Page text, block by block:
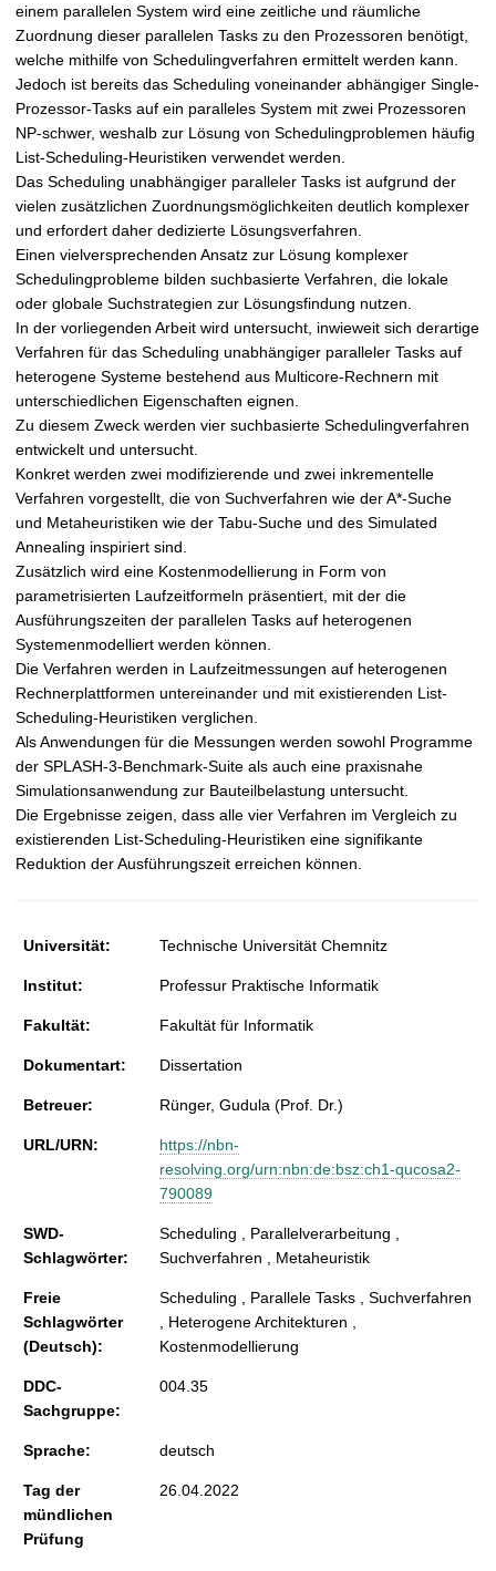
einem parallelen System wird eine zeitliche und räumliche
Zuordnung dieser parallelen Tasks zu den Prozessoren benötigt,
welche mithilfe von Schedulingverfahren ermittelt werden kann.
Jedoch ist bereits das Scheduling voneinander abhängiger Single-
Prozessor-Tasks auf ein paralleles System mit zwei Prozessoren
NP-schwer, weshalb zur Lösung von Schedulingproblemen häufig
List-Scheduling-Heuristiken verwendet werden.
Das Scheduling unabhängiger paralleler Tasks ist aufgrund der
vielen zusätzlichen Zuordnungsmöglichkeiten deutlich komplexer
und erfordert daher dedizierte Lösungsverfahren.
Einen vielversprechenden Ansatz zur Lösung komplexer
Schedulingprobleme bilden suchbasierte Verfahren, die lokale
oder globale Suchstrategien zur Lösungsfindung nutzen.
In der vorliegenden Arbeit wird untersucht, inwieweit sich derartige
Verfahren für das Scheduling unabhängiger paralleler Tasks auf
heterogene Systeme bestehend aus Multicore-Rechnern mit
unterschiedlichen Eigenschaften eignen.
Zu diesem Zweck werden vier suchbasierte Schedulingverfahren
entwickelt und untersucht.
Konkret werden zwei modifizierende und zwei inkrementelle
Verfahren vorgestellt, die von Suchverfahren wie der A*-Suche
und Metaheuristiken wie der Tabu-Suche und des Simulated
Annealing inspiriert sind.
Zusätzlich wird eine Kostenmodellierung in Form von
parametrisierten Laufzeitformeln präsentiert, mit der die
Ausführungszeiten der parallelen Tasks auf heterogenen
Systemenmodelliert werden können.
Die Verfahren werden in Laufzeitmessungen auf heterogenen
Rechnerplattformen untereinander und mit existierenden List-
Scheduling-Heuristiken verglichen.
Als Anwendungen für die Messungen werden sowohl Programme
der SPLASH-3-Benchmark-Suite als auch eine praxisnahe
Simulationsanwendung zur Bauteilbelastung untersucht.
Die Ergebnisse zeigen, dass alle vier Verfahren im Vergleich zu
existierenden List-Scheduling-Heuristiken eine signifikante
Reduktion der Ausführungszeit erreichen können.
Universität: Technische Universität Chemnitz
Institut: Professur Praktische Informatik
Fakultät: Fakultät für Informatik
Dokumentart: Dissertation
Betreuer: Rünger, Gudula (Prof. Dr.)
URL/URN:
https://nbn-
resolving.org/urn:nbn:de:bsz:ch1-qucosa2-
790089
SWD-
Schlagwörter:
Scheduling , Parallelverarbeitung ,
Suchverfahren , Metaheuristik
Freie
Schlagwörter
(Deutsch):
Scheduling , Parallele Tasks , Suchverfahren
, Heterogene Architekturen ,
Kostenmodellierung
DDC-
Sachgruppe:
004.35
Sprache: deutsch
Tag der
mündlichen
Prüfung
26.04.2022